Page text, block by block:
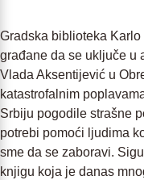
Gradska biblioteka
građane da se uključe u
Vlada Aksentijević u
katastrofalnim
Srbiju pogodile strašne
potrebi pomoći ljudima
sme da se zaboravi.
knjigu koja je danas